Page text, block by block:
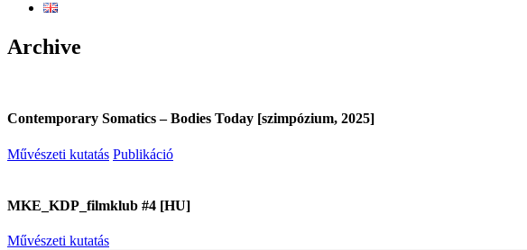
Archive
Contemporary Somatics – Bodies Today [szimpózium, 2025]
Művészeti kutatás Publikáció
MKE_KDP_filmklub #4 [HU]
Művészeti kutatás